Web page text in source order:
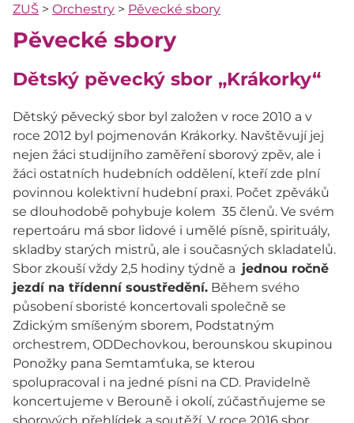
ZUŠ > Orchestry > Pěvecké sbory
Pěvecké sbory
Dětský pěvecký sbor „Krákorky“
Dětský pěvecký sbor byl založen v roce 2010 a v
roce 2012 byl pojmenován Krákorky. Navštěvují jej
nejen žáci studijního zaměření sborový zpěv, ale i
žáci ostatních hudebních oddělení, kteří zde plní
povinnou kolektivní hudební praxi. Počet zpěváků
se dlouhodobě pohybuje kolem 35 členů. Ve svém
repertoáru má sbor lidové i umělé písně, spirituály,
skladby starých mistrů, ale i současných skladatelů.
Sbor zkouší vždy 2,5 hodiny týdně a jednou ročně
jezdí na třídenní soustředění. Během svého
působení sboristé koncertovali společně se
Zdickým smíšeným sborem, Podstatným
orchestrem, ODDechovkou, berounskou skupinou
Ponožky pana Semtamťuka, se kterou
spolupracoval i na jedné písni na CD. Pravidelně
koncertujeme v Berouně i okolí, zúčastňujeme se